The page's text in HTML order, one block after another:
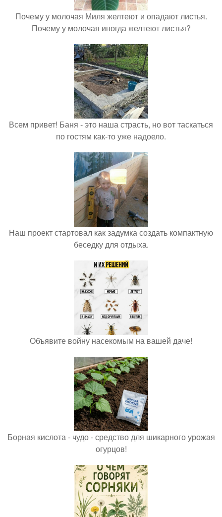
Почему у молочая Миля желтеют и опадают листья.
Почему у молочая иногда желтеют листья?
Всем привет! Баня - это наша страсть, но вот таскаться
по гостям как-то уже надоело.
Наш проект стартовал как задумка создать компактную
беседку для отдыха.
Объявите войну насекомым на вашей даче!
Борная кислота - чудо - средство для шикарного урожая
огурцов!